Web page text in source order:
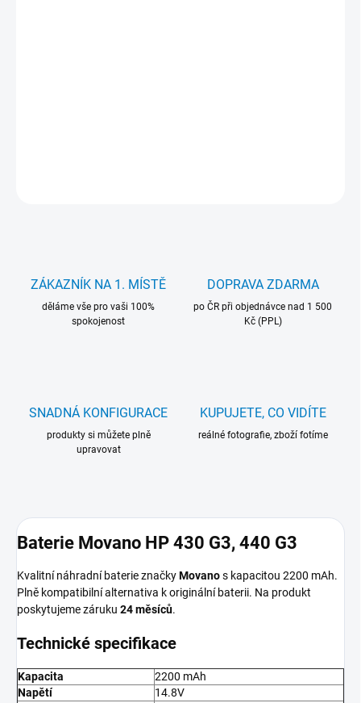
ZÁKAZNÍK NA 1. MÍSTĚ
děláme vše pro vaši 100%
spokojenost
DOPRAVA ZDARMA
po ČR při objednávce nad 1 500
Kč (PPL)
SNADNÁ KONFIGURACE
produkty si můžete plně
upravovat
KUPUJETE, CO VIDÍTE
reálné fotografie, zboží fotíme
Baterie Movano HP 430 G3, 440 G3
Kvalitní náhradní baterie značkyMovanos kapacitou 2200 mAh.
Plně kompatibilní alternativa k originální baterii. Na produkt
poskytujeme záruku 24 měsíců.
Technické specifikace
Kapacita
2200 mAh
Napětí
14.8V